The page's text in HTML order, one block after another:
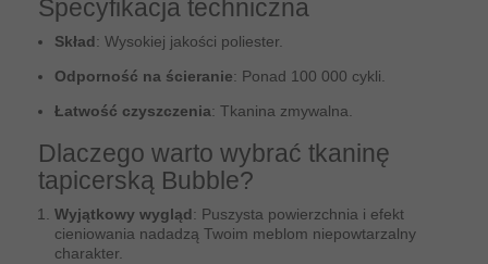
Specyfikacja techniczna
Skład: Wysokiej jakości poliester.
Odporność na ścieranie: Ponad 100 000 cykli.
Łatwość czyszczenia: Tkanina zmywalna.
Dlaczego warto wybrać tkaninę
tapicerską Bubble?
Wyjątkowy wygląd: Puszysta powierzchnia i efekt
cieniowania nadadzą Twoim meblom niepowtarzalny
charakter.